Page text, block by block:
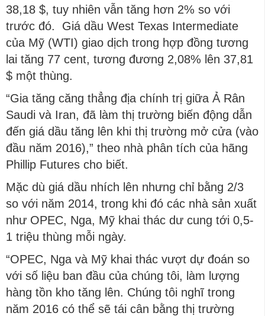
38,18 $, tuy nhiên vẫn tăng hơn 2% so với
trước đó. Giá dầu West Texas Intermediate
của Mỹ (WTI) giao dịch trong hợp đồng tương
lai tăng 77 cent, tương đương 2,08% lên 37,81
$ một thùng.
“Gia tăng căng thẳng địa chính trị giữa Ả Rân
Saudi và Iran, đã làm thị trường biến động dẫn
đến giá dầu tăng lên khi thị trường mở cửa (vào
đầu năm 2016),” theo nhà phân tích của hãng
Phillip Futures cho biết.
Mặc dù giá dầu nhích lên nhưng chỉ bằng 2/3
so với năm 2014, trong khi đó các nhà sản xuất
như OPEC, Nga, Mỹ khai thác dư cung tới 0,5-
1 triệu thùng mỗi ngày.
“OPEC, Nga và Mỹ khai thác vượt dự đoán so
với số liệu ban đầu của chúng tôi, làm lượng
hàng tồn kho tăng lên. Chúng tôi nghĩ trong
năm 2016 có thể sẽ tái cân bằng thị trường